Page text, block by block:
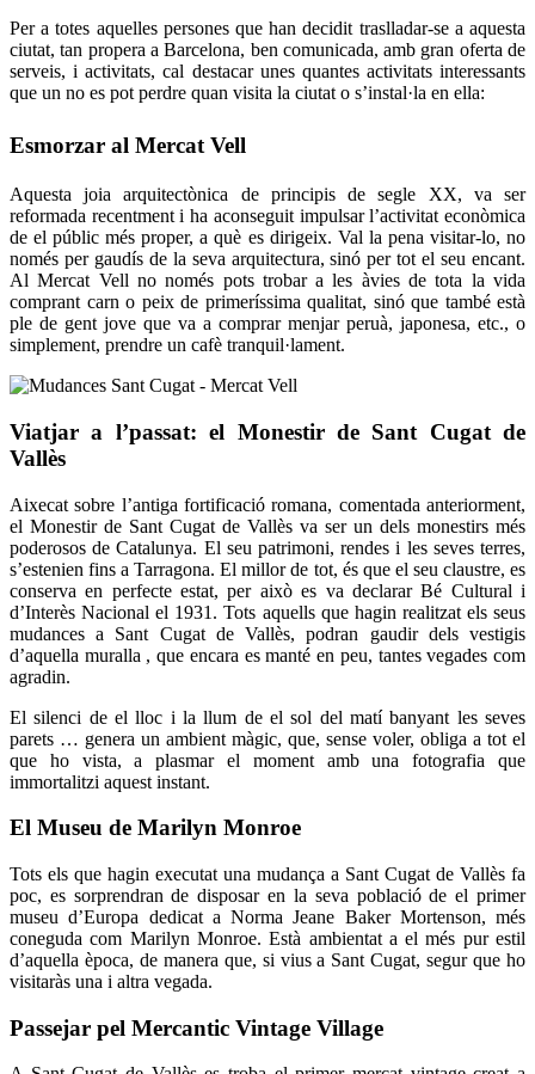
Per a totes aquelles persones que han decidit traslladar-se a aquesta
ciutat, tan propera a Barcelona, ​​ben comunicada, amb gran oferta de
serveis, i activitats, cal destacar unes quantes activitats interessants
que un no es pot perdre quan visita la ciutat o s’instal·la en ella:
Esmorzar al Mercat Vell
Aquesta joia arquitectònica de principis de segle XX, va ser
reformada recentment i ha aconseguit impulsar l’activitat econòmica
de el públic més proper, a què es dirigeix. Val la pena visitar-lo, no
només per gaudís de la seva arquitectura, sinó per tot el seu encant.
Al Mercat Vell no només pots trobar a les àvies de tota la vida
comprant carn o peix de primeríssima qualitat, sinó que també està
ple de gent jove que va a comprar menjar peruà, japonesa, etc., o
simplement, prendre un cafè tranquil·lament.
Viatjar a l’passat: el Monestir de Sant Cugat de
Vallès
Aixecat sobre l’antiga fortificació romana, comentada anteriorment,
el Monestir de Sant Cugat de Vallès va ser un dels monestirs més
poderosos de Catalunya. El seu patrimoni, rendes i les seves terres,
s’estenien fins a Tarragona. El millor de tot, és que el seu claustre, es
conserva en perfecte estat, per això es va declarar Bé Cultural i
d’Interès Nacional el 1931. Tots aquells que hagin realitzat els seus
mudances a Sant Cugat de Vallès, podran gaudir dels vestigis
d’aquella muralla , que encara es manté en peu, tantes vegades com
agradin.
El silenci de el lloc i la llum de el sol del matí banyant les seves
parets … genera un ambient màgic, que, sense voler, obliga a tot el
que ho vista, a plasmar el moment amb una fotografia que
immortalitzi aquest instant.
El Museu de Marilyn Monroe
Tots els que hagin executat una mudança a Sant Cugat de Vallès fa
poc, es sorprendran de disposar en la seva població de el primer
museu d’Europa dedicat a Norma Jeane Baker Mortenson, més
coneguda com Marilyn Monroe. Està ambientat a el més pur estil
d’aquella època, de manera que, si vius a Sant Cugat, segur que ho
visitaràs una i altra vegada.
Passejar pel Mercantic Vintage Village